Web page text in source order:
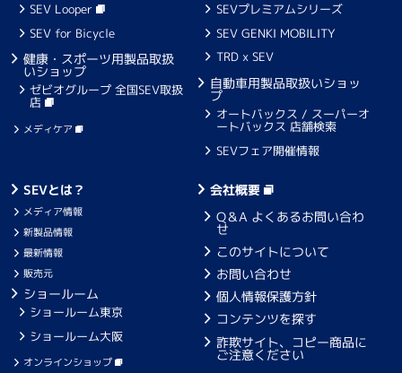
SEV Looper
SEV for Bicycle
健康・スポーツ用製品取扱
いショップ
ゼビオグループ 全国SEV取扱
店
メディケア
SEVプレミアムシリーズ
SEV GENKI MOBILITY
TRD x SEV
自動車用製品取扱いショッ
プ
オートバックス / スーパーオ
ートバックス 店舗検索
SEVフェア開催情報
SEVとは？
メディア情報
新製品情報
最新情報
販売元
ショールーム
ショールーム東京
ショールーム大阪
オンラインショップ
会社概要
Q＆A よくあるお問い合わ
せ
このサイトについて
お問い合わせ
個人情報保護方針
コンテンツを探す
詐欺サイト、コピー商品に
ご注意ください